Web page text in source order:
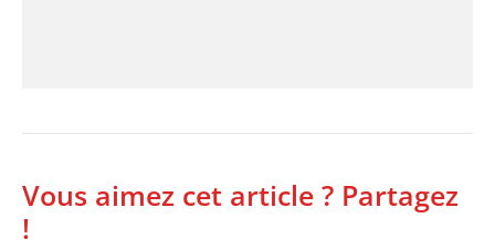
Vous aimez cet article ? Partagez
!